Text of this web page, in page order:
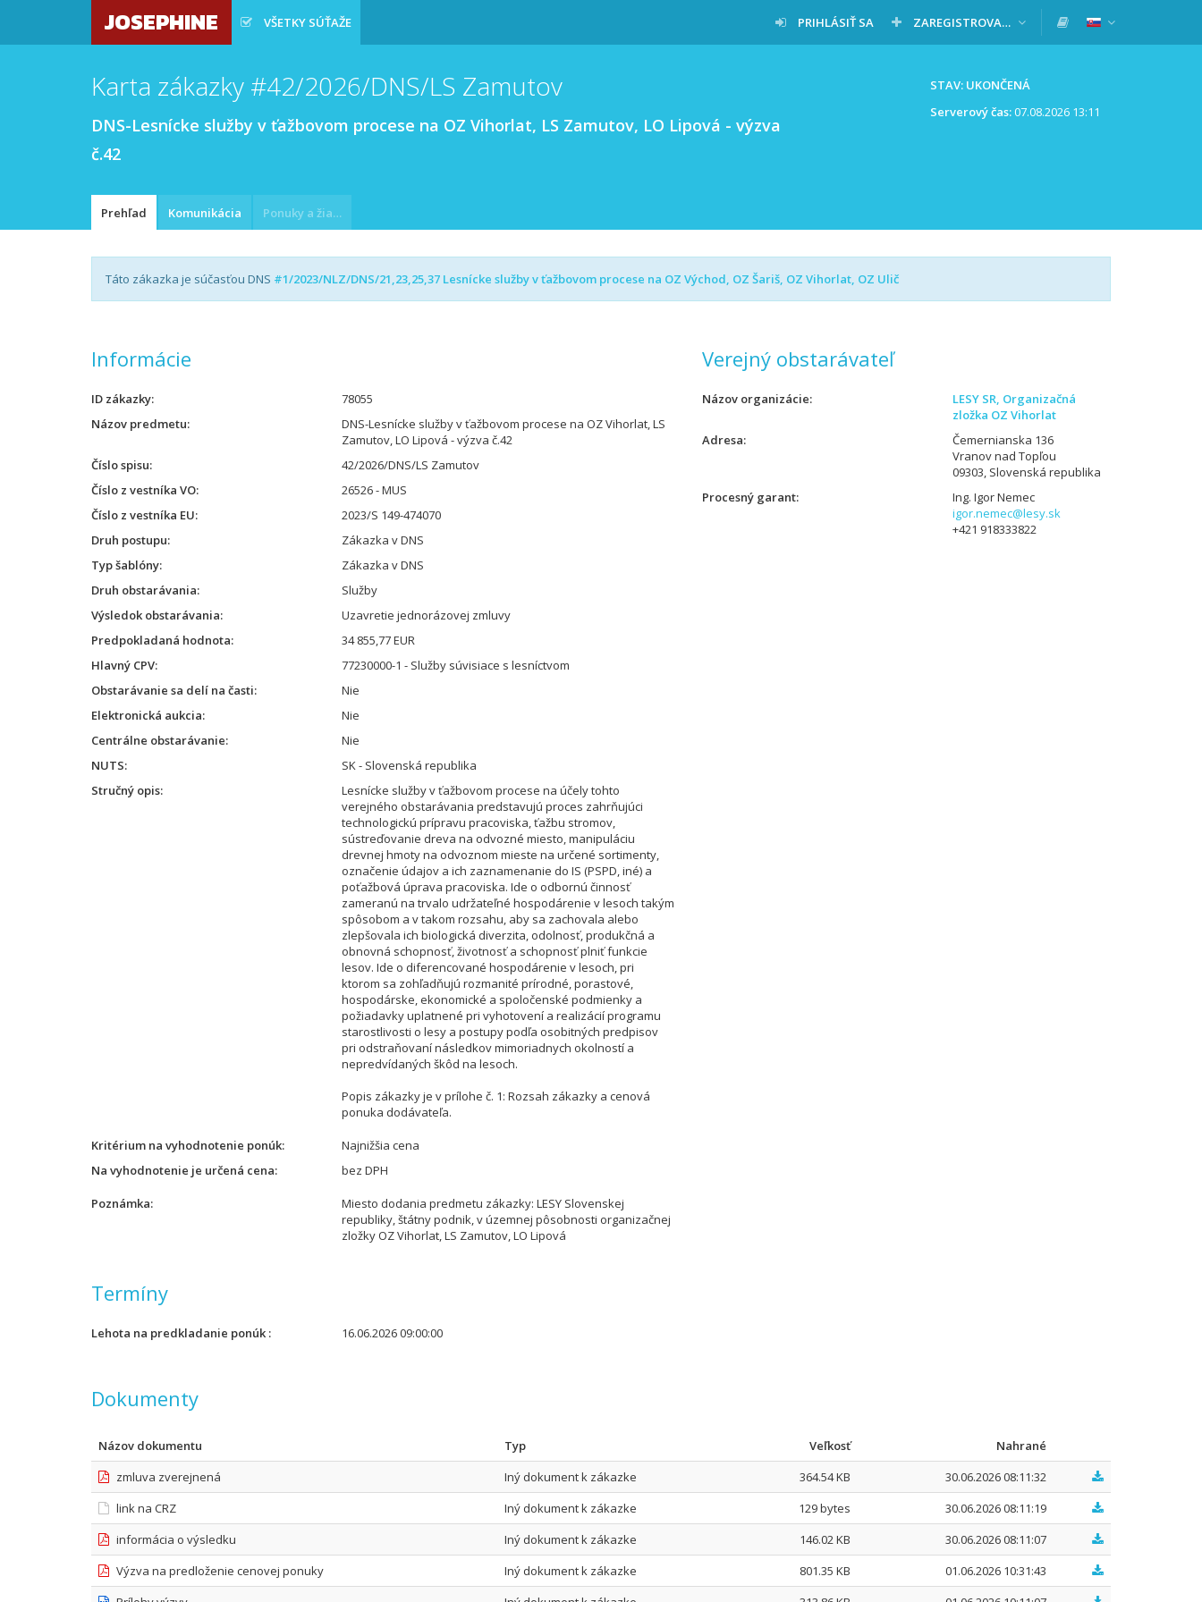
JOSEPHINE VŠETKY SÚŤAŽE PRIHLÁSIŤ SA ZAREGISTROVAŤ SA
STAV: UKONČENÁ
Serverový čas:07.08.2026 13:11
Karta zákazky #42/2026/DNS/LS Zamutov
DNS-Lesnícke služby v ťažbovom procese na OZ Vihorlat, LS Zamutov, LO Lipová - výzva
č.42
Prehľad Komunikácia Ponuky a žiadosti
Táto zákazka je súčasťou DNS #1/2023/NLZ/DNS/21,23,25,37 Lesnícke služby v ťažbovom procese na OZ Východ, OZ Šariš, OZ Vihorlat, OZ Ulič
Informácie
ID zákazky
78055
Názov predmetu
DNS-Lesnícke služby v ťažbovom procese na OZ Vihorlat, LS
Zamutov, LO Lipová - výzva č.42
Číslo spisu
42/2026/DNS/LS Zamutov
Číslo z vestníka VO
26526 - MUS
Číslo z vestníka EU
2023/S 149-474070
Druh postupu
Zákazka v DNS
Typ šablóny
Zákazka v DNS
Druh obstarávania
Služby
Výsledok obstarávania
Uzavretie jednorázovej zmluvy
Predpokladaná hodnota
34 855,77 EUR
Hlavný CPV
77230000-1 - Služby súvisiace s lesníctvom
Obstarávanie sa delí na časti
Nie
Elektronická aukcia
Nie
Centrálne obstarávanie
Nie
NUTS
SK - Slovenská republika
Stručný opis
Lesnícke služby v ťažbovom procese na účely tohto
verejného obstarávania predstavujú proces zahrňujúci
technologickú prípravu pracoviska, ťažbu stromov,
sústreďovanie dreva na odvozné miesto, manipuláciu
drevnej hmoty na odvoznom mieste na určené sortimenty,
označenie údajov a ich zaznamenanie do IS (PSPD, iné) a
poťažbová úprava pracoviska. Ide o odbornú činnosť
zameranú na trvalo udržateľné hospodárenie v lesoch takým
spôsobom a v takom rozsahu, aby sa zachovala alebo
zlepšovala ich biologická diverzita, odolnosť, produkčná a
obnovná schopnosť, životnosť a schopnosť plniť funkcie
lesov. Ide o diferencované hospodárenie v lesoch, pri
ktorom sa zohľadňujú rozmanité prírodné, porastové,
hospodárske, ekonomické a spoločenské podmienky a
požiadavky uplatnené pri vyhotovení a realizácií programu
starostlivosti o lesy a postupy podľa osobitných predpisov
pri odstraňovaní následkov mimoriadnych okolností a
nepredvídaných škôd na lesoch.
Popis zákazky je v prílohe č. 1: Rozsah zákazky a cenová
ponuka dodávateľa.
Kritérium na vyhodnotenie ponúk
Najnižšia cena
Na vyhodnotenie je určená cena
bez DPH
Poznámka
Miesto dodania predmetu zákazky: LESY Slovenskej
republiky, štátny podnik, v územnej pôsobnosti organizačnej
zložky OZ Vihorlat, LS Zamutov, LO Lipová
Termíny
Lehota na predkladanie ponúk 16.06.2026 09:00:00
Verejný obstarávateľ
Názov organizácie
LESY SR, Organizačná
zložka OZ Vihorlat
Adresa
Čemernianska 136
Vranov nad Topľou
09303, Slovenská republika
Procesný garant
Ing. Igor Nemec
igor.nemec@lesy.sk
+421 918333822
Dokumenty
Názov dokumentu Typ Veľkosť
Nahrané
zmluva zverejnená
Iný dokument k zákazke 364.54 KB
30.06.2026 08:11:32
link na CRZ
Iný dokument k zákazke 129 bytes
30.06.2026 08:11:19
informácia o výsledku
Iný dokument k zákazke 146.02 KB
30.06.2026 08:11:07
Výzva na predloženie cenovej ponuky
Iný dokument k zákazke 801.35 KB
01.06.2026 10:31:43